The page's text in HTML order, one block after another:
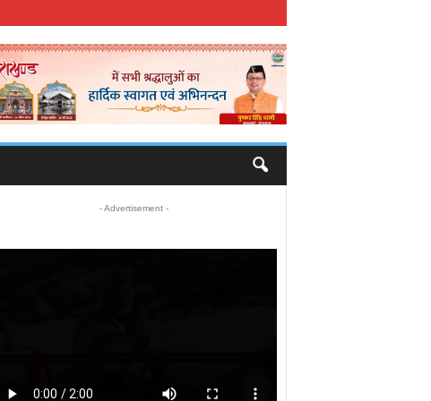
- Advertisement -